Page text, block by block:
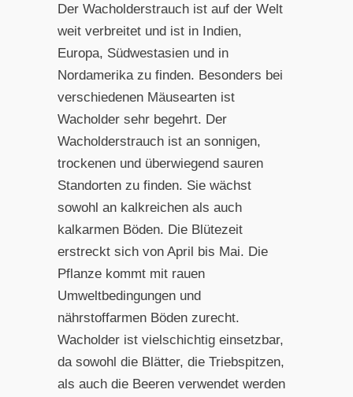
Der Wacholderstrauch ist auf der Welt
weit verbreitet und ist in Indien,
Europa, Südwestasien und in
Nordamerika zu finden. Besonders bei
verschiedenen Mäusearten ist
Wacholder sehr begehrt. Der
Wacholderstrauch ist an sonnigen,
trockenen und überwiegend sauren
Standorten zu finden. Sie wächst
sowohl an kalkreichen als auch
kalkarmen Böden. Die Blütezeit
erstreckt sich von April bis Mai. Die
Pflanze kommt mit rauen
Umweltbedingungen und
nährstoffarmen Böden zurecht.
Wacholder ist vielschichtig einsetzbar,
da sowohl die Blätter, die Triebspitzen,
als auch die Beeren verwendet werden